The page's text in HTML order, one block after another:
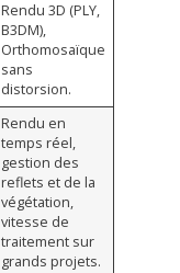
Rendu 3D (PLY,
B3DM),
Orthomosaïque
sans
distorsion.
Rendu en
temps réel,
gestion des
reflets et de la
végétation,
vitesse de
traitement sur
grands projets.